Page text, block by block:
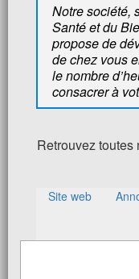
Notre société,
Santé et du
propose de
de chez vous
le nombre
consacrer à
Retrouvez
Site web